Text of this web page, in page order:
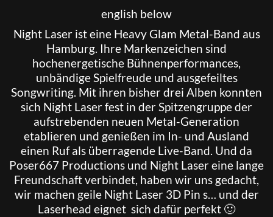
english below
Night Laserist eine Heavy Glam Metal-Band aus
Hamburg. Ihre Markenzeichen sind
hochenergetische Bühnenperformances,
unbändige Spielfreude und ausgefeiltes
Songwriting. Mit ihren bisher drei Alben konnten
sich Night Laser fest in der Spitzengruppe der
aufstrebenden neuen Metal-Generation
etablieren und genießen im In- und Ausland
einen Ruf als überragende Live-Band. Und da
Poser667 Productions und Night Laser eine lange
Freundschaft verbindet, haben wir uns gedacht,
wir machen geile Night Laser 3D Pin s… und der
Laserhead eignet sich dafür perfekt 🙂